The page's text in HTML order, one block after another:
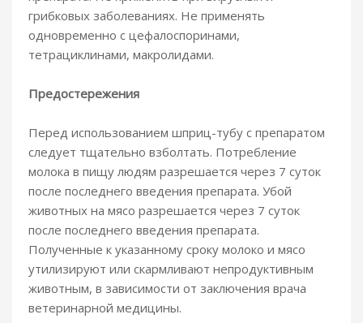
грибковых заболеваниях. Не применять
одновременно с цефалоспоринами,
тетрациклинами, макролидами.
Предостережения
Перед использованием шприц-тубу с препаратом
следует тщательно взболтать. Потребление
молока в пищу людям разрешается через 7 суток
после последнего введения препарата. Убой
животных на мясо разрешается через 7 суток
после последнего введения препарата.
Полученные к указанному сроку молоко и мясо
утилизируют или скармливают непродуктивным
животным, в зависимости от заключения врача
ветеринарной медицины.